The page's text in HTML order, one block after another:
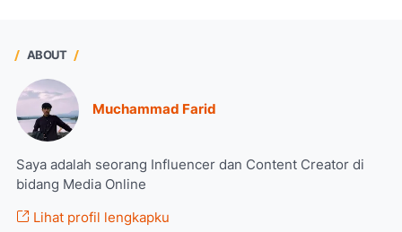
ABOUT
Muchammad Farid
Saya adalah seorang Influencer dan Content Creator di
bidang Media Online
Lihat profil lengkapku